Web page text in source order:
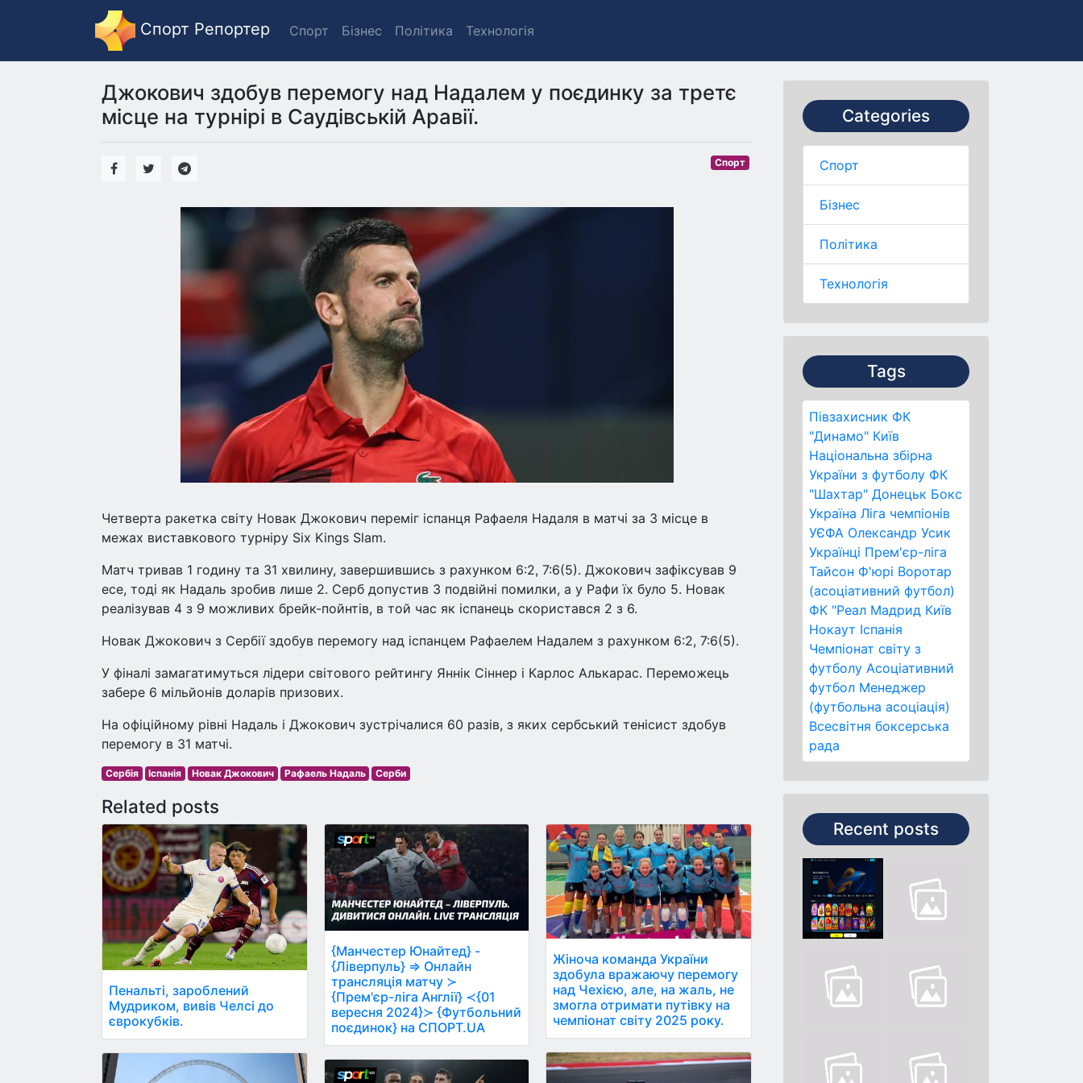
Спорт Репортер Спорт Бізнес Політика Технологія
Categories
Спорт
Бізнес
Політика
Технологія
Tags
Півзахисник ФК
"Динамо" Київ
Національна збірна
України з футболу ФК
"Шахтар" Донецьк Бокс
Україна Ліга чемпіонів
УЄФА Олександр Усик
Українці Прем'єр-ліга
Тайсон Ф'юрі Воротар
(асоціативний футбол)
ФК "Реал Мадрид Київ
Нокаут Іспанія
Чемпіонат світу з
футболу Асоціативний
футбол Менеджер
(футбольна асоціація)
Всесвітня боксерська
рада
Recent posts
Джокович здобув перемогу над Надалем у поєдинку за третє
місце на турнірі в Саудівській Аравії.
Спорт
Четверта ракетка світу Новак Джокович переміг іспанця Рафаеля Надаля в матчі за 3 місце в
межах виставкового турніру Six Kings Slam.
Матч тривав 1 годину та 31 хвилину, завершившись з рахунком 6:2, 7:6(5). Джокович зафіксував 9
есе, тоді як Надаль зробив лише 2. Серб допустив 3 подвійні помилки, а у Рафи їх було 5. Новак
реалізував 4 з 9 можливих брейк-пойнтів, в той час як іспанець скористався 2 з 6.
Новак Джокович з Сербії здобув перемогу над іспанцем Рафаелем Надалем з рахунком 6:2, 7:6(5).
У фіналі замагатимуться лідери світового рейтингу Яннік Сіннер і Карлос Алькарас. Переможець
забере 6 мільйонів доларів призових.
На офіційному рівні Надаль і Джокович зустрічалися 60 разів, з яких сербський тенісист здобув
перемогу в 31 матчі.
Сербія Іспанія Новак Джокович Рафаель Надаль Серби
Related posts
Пенальті, зароблений
Мудриком, вивів Челсі до
єврокубків.
{Манчестер Юнайтед} -
{Ліверпуль} ⇒ Онлайн
трансляція матчу ≻
{Прем'єр-ліга Англії} ≺{01
вересня 2024}≻ {Футбольний
поєдинок} на СПОРТ.UA
Жіноча команда України
здобула вражаючу перемогу
над Чехією, але, на жаль, не
змогла отримати путівку на
чемпіонат світу 2025 року.